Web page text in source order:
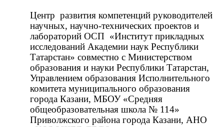
Центр развития компетенций руководителей
научных, научно-технических проектов и
лабораторий ОСП «Институт прикладных
исследований Академии наук Республики
Татарстан» совместно с Министерством
образования и науки Республики Татарстан,
Управлением образования Исполнительного
комитета муниципального образования
города Казани, МБОУ «Средняя
общеобразовательная школа № 114»
Приволжского района города Казани, АНО